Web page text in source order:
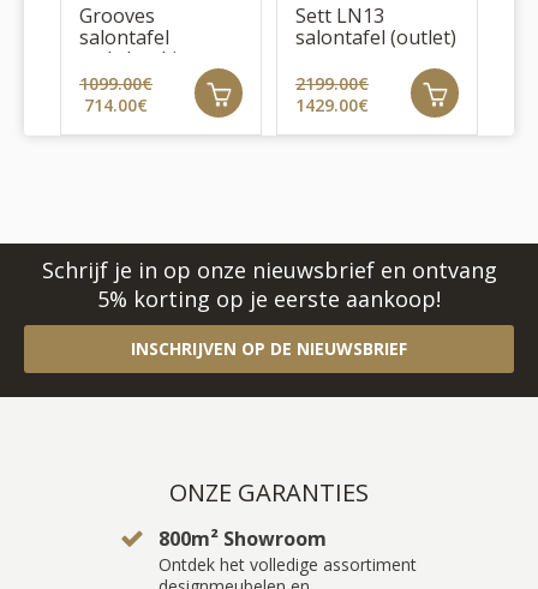
Grooves
salontafel
rechthoekig
(outlet)
1099.00€
714.00€
Sett LN13
salontafel (outlet)
2199.00€
1429.00€
Schrijf je in op onze nieuwsbrief en ontvang
5% korting op je eerste aankoop!
INSCHRIJVEN OP DE NIEUWSBRIEF
ONZE GARANTIES
800m² Showroom
Ontdek het volledige assortiment